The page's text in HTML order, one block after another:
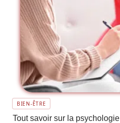
BIEN-ÊTRE
Tout savoir sur la psychologie